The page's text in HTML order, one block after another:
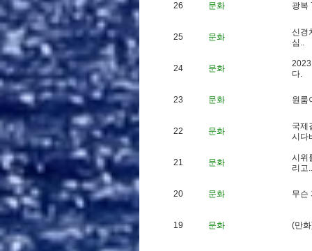
26 문화 광복
25 문화 신경
심 ..
24 문화 2023
다.
23 문화 원 룸
22 문화 국제
시 다
21 문화 시 위
리 고..
20 문화 무슨
19 문화 (만화